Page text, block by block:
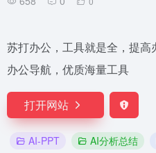
苏打办公，工具就是全，提
办公导航，优质海量工具
打开网站
AI-PPT AI分析总结